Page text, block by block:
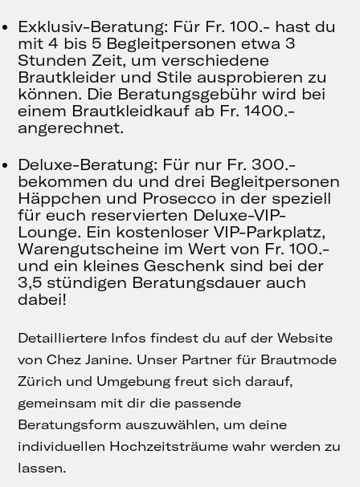
Exklusiv-Beratung: Für Fr. 100.- hast du
mit 4 bis 5 Begleitpersonen etwa 3
Stunden Zeit, um verschiedene
Brautkleider und Stile ausprobieren zu
können. Die Beratungsgebühr wird bei
einem Brautkleidkauf ab Fr. 1400.-
angerechnet.
Deluxe-Beratung: Für nur Fr. 300.-
bekommen du und drei Begleitpersonen
Häppchen und Prosecco in der speziell
für euch reservierten Deluxe-VIP-
Lounge. Ein kostenloser VIP-Parkplatz,
Warengutscheine im Wert von Fr. 100.-
und ein kleines Geschenk sind bei der
3,5 stündigen Beratungsdauer auch
dabei!
Detailliertere Infos findest du auf der Website
von Chez Janine. Unser Partner für Brautmode
Zürich und Umgebung freut sich darauf,
gemeinsam mit dir die passende
Beratungsform auszuwählen, um deine
individuellen Hochzeitsträume wahr werden zu
lassen.